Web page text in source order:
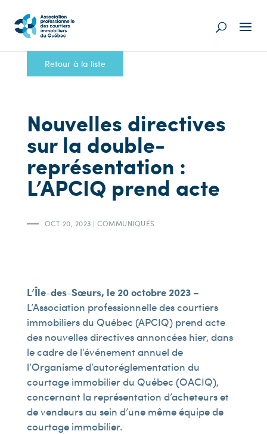
Retour à la liste
Nouvelles directives
sur la double-
représentation :
L’APCIQ prend acte
OCT 20, 2023 |COMMUNIQUÉS
L’Île-des-Sœurs, le 20 octobre 2023–
L’Association professionnelle des courtiers
immobiliers du Québec (APCIQ) prend acte
des nouvelles directives annoncées hier, dans
le cadre de l’événement annuel de
l’Organisme d’autoréglementation du
courtage immobilier du Québec (OACIQ),
concernant la représentation d’acheteurs et
de vendeurs au sein d’une même équipe de
courtage immobilier.